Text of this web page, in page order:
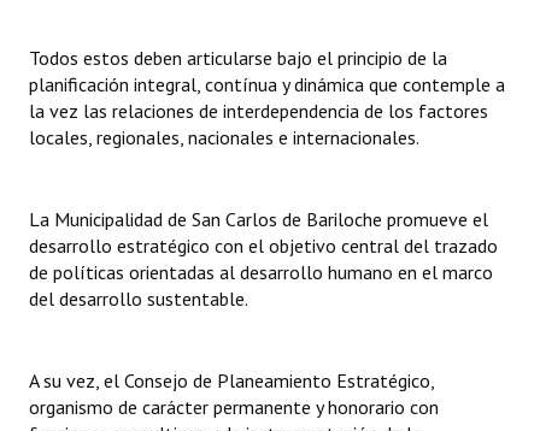
Actas de Audiencias Públicas
NORMATIVA
Declaraciones
Resoluciones
INSTITUCIONAL
Todos estos deben articularse bajo el principio de la
planificación integral, contínua y dinámica que contemple a
la vez las relaciones de interdependencia de los factores
locales, regionales, nacionales e internacionales.
La Municipalidad de San Carlos de Bariloche promueve el
desarrollo estratégico con el objetivo central del trazado
de políticas orientadas al desarrollo humano en el marco
del desarrollo sustentable.
A su vez, el Consejo de Planeamiento Estratégico,
organismo de carácter permanente y honorario con